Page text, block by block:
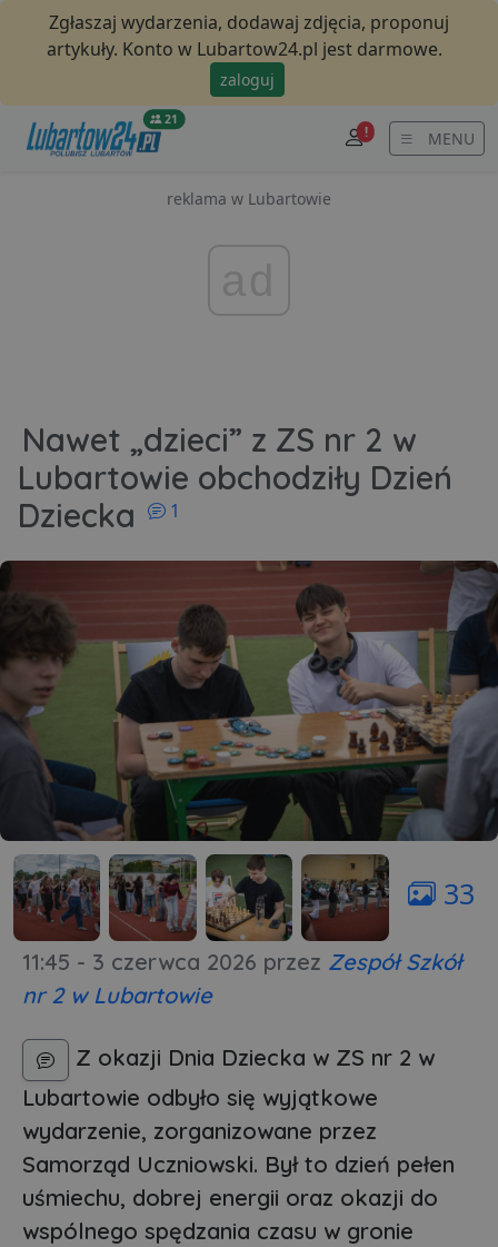
Zgłaszaj wydarzenia, dodawaj zdjęcia, proponuj
artykuły. Konto w Lubartow24.pl jest darmowe.
zaloguj
21
! MENU
reklama w Lubartowie
Nawet „dzieci” z ZS nr 2 w
Lubartowie obchodziły Dzień
Dziecka
1
komentarzy
33
11:45 - 3 czerwca 2026 przez Zespół Szkół
nr 2 w Lubartowie
Z okazji Dnia Dziecka w ZS nr 2 w
Lubartowie odbyło się wyjątkowe
wydarzenie, zorganizowane przez
Samorząd Uczniowski. Był to dzień pełen
uśmiechu, dobrej energii oraz okazji do
wspólnego spędzania czasu w gronie